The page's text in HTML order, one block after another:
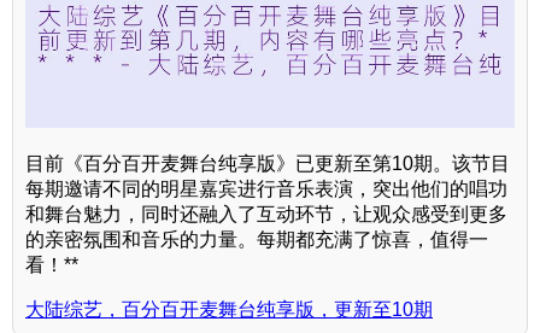
目前《百分百开麦舞台纯享版》已更新至第10期。该节目
每期邀请不同的明星嘉宾进行音乐表演，突出他们的唱功
和舞台魅力，同时还融入了互动环节，让观众感受到更多
的亲密氛围和音乐的力量。每期都充满了惊喜，值得一
看！**
大陆综艺，百分百开麦舞台纯享版，更新至10期